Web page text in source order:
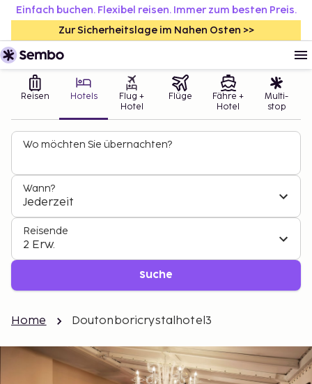
Einfach buchen. Flexibel reisen. Immer zum besten Preis.
Zur Sicherheitslage im Nahen Osten >>
Reisen Hotels
Flug +
Hotel
Flüge
Fähre +
Hotel
Multi-
stop
Wo möchten Sie übernachten?
Wann?
Jederzeit
Reisende
2 Erw.
Suche
Home Doutonboricrystalhotel3